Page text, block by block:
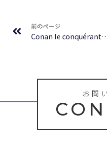
前のページ
Conan le
お問